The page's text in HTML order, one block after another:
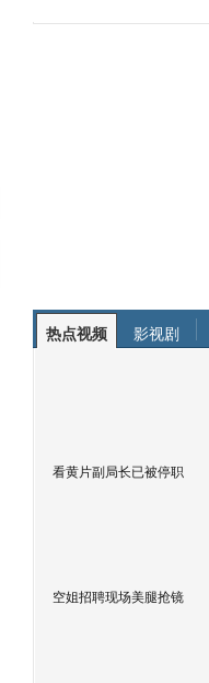
热点视频 影视剧
看黄片副局长已被停职
空姐招聘现场美腿抢镜